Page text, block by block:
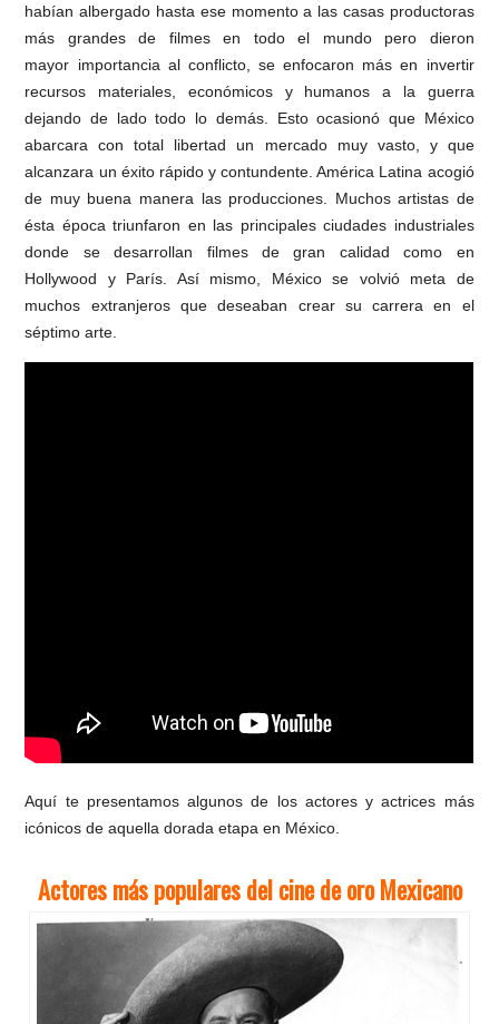
habían albergado hasta ese momento a las casas productoras
más grandes de filmes en todo el mundo pero dieron
mayor importancia al conflicto, se enfocaron más en invertir
recursos materiales, económicos y humanos a la guerra
dejando de lado todo lo demás. Esto ocasionó que México
abarcara con total libertad un mercado muy vasto, y que
alcanzara un éxito rápido y contundente. América Latina acogió
de muy buena manera las producciones. Muchos artistas de
ésta época triunfaron en las principales ciudades industriales
donde se desarrollan filmes de gran calidad como en
Hollywood y París. Así mismo, México se volvió meta de
muchos extranjeros que deseaban crear su carrera en el
séptimo arte.
Aquí te presentamos algunos de los actores y actrices más
icónicos de aquella dorada etapa en México.
Actores más populares del cine de oro Mexicano